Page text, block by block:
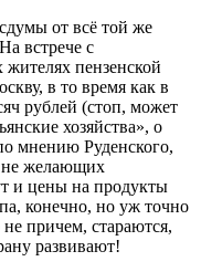
от всё той же
встрече с
жителях пензенской
в то время как в
рублей (стоп, может
хозяйства», о
мнению Руденского,
не желающих
и цены на продукты
конечно, но уж точно
причем, стараются,
развивают!